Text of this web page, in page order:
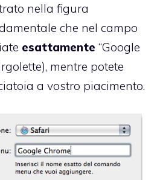
nella figura
che nel campo
esattamente “Google
mentre potete
a vostro piacimento.